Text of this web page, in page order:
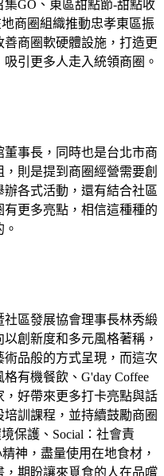
GO、東區甜點節-甜點收
商圈組織推動忠孝東區振
商圈軟硬體設施，打造更
引更多人走入統領商圈。
事長，同時也是台北市商
則是提到商圈經營需要創
各式活動，還有結合社區
更多亮點，相信這種種的
區發展協會理事長林秀緞
創新度和多元風格著稱，
品般的方式呈現，而這次
有機餐飲、G'day Coffee
好帶來更多打卡亮點與話
訓課程，並持續鼓勵商圈
保護、Social：社會責
神，盡量使用在地食材，
期盼讓來覓食的人在品嚐